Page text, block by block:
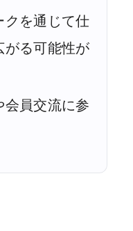
クを通じて仕
がる可能性が
員交流に参